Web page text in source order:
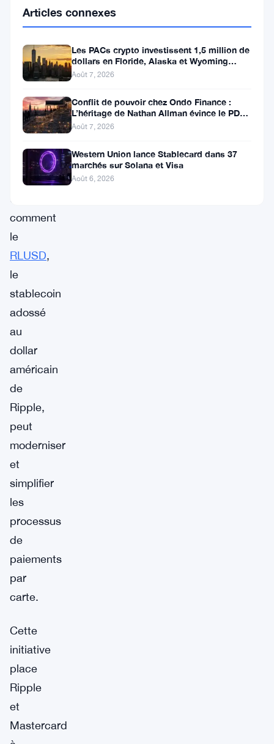
construits
sur
XRP
Ledger
(XRPL).
Cette
vise
tester
comment
le
RLUSD,
le
stablecoin
adossé
au
dollar
américain
de
Ripple,
peut
moderniser
et
simplifier
les
processus
de
paiements
par
carte.
Cette
initiative
place
Ripple
et
Mastercard
Articles connexes
Les PACs crypto investissent 1,5 million de
dollars en Floride, Alaska et Wyoming
après un revers au Michigan
Août 7, 2026
Conflit de pouvoir chez Ondo Finance :
L’héritage de Nathan Allman évince le PDG
Ian De Bode le 24 juillet
Août 7, 2026
Western Union lance Stablecard dans 37
marchés sur Solana et Visa
Août 6, 2026